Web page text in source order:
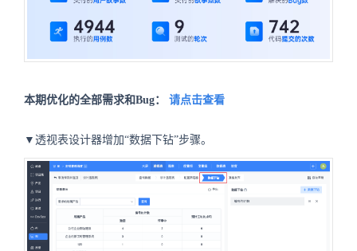
本期优化的全部需求和Bug： 请点击查看
▼透视表设计器增加“数据下钻”步骤。